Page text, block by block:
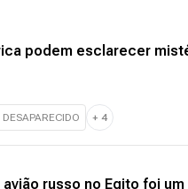
podem esclarecer
DESAPARECIDO + 4
russo no Egito foi